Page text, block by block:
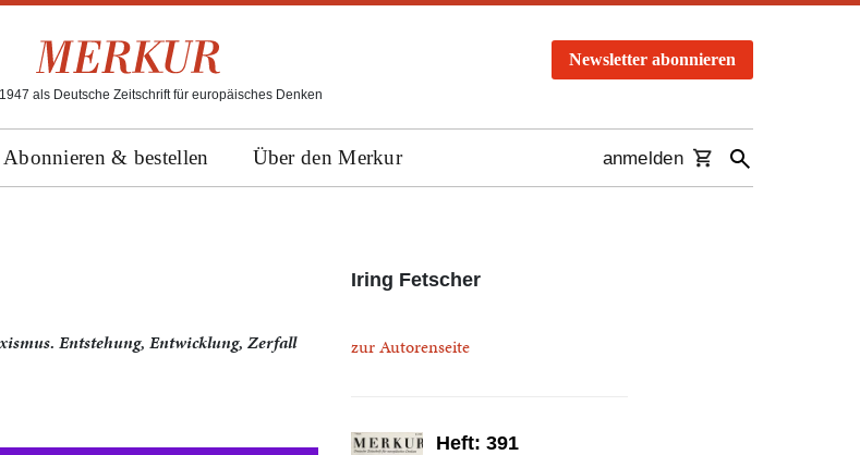
als Deutsche Zeitschrift für europäisches Denken
Newsletter abonnieren
Abonnieren & bestellen Über den Merkur anmelden
Entstehung, Entwicklung, Zerfall
Iring Fetscher
zur Autorenseite
Heft: 391